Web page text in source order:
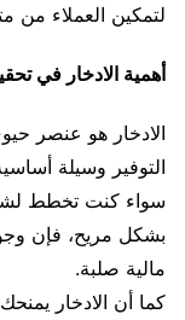
لتمكين العملاء من
أهمية الادخار في
الادخار هو عنصر
التوفير وسيلة
سواء كنت تخطط
بشكل مريح، فإن
مالية صلبة.
كما أن الادخار